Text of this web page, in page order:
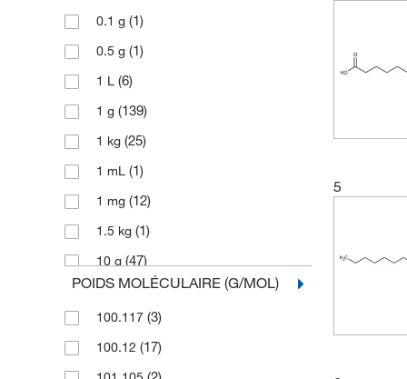
Toronto Research Chemicals
0.1 g (1)
0.5 g (1)
1 L (6)
1 g (139)
1 kg (25)
1 mL (1)
1 mg (12)
1.5 kg (1)
10 g (47)
10 kg(5)
10 mg (32)
10,000 g (3)
POIDS MOLÉCULAIRE (G/MOL)
100.117 (3)
100.12 (17)
5